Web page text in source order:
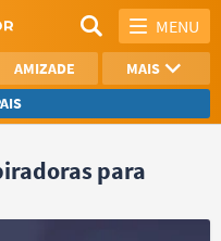
MENU
AMIZADE
MAIS
AGRADECIMENTO
para